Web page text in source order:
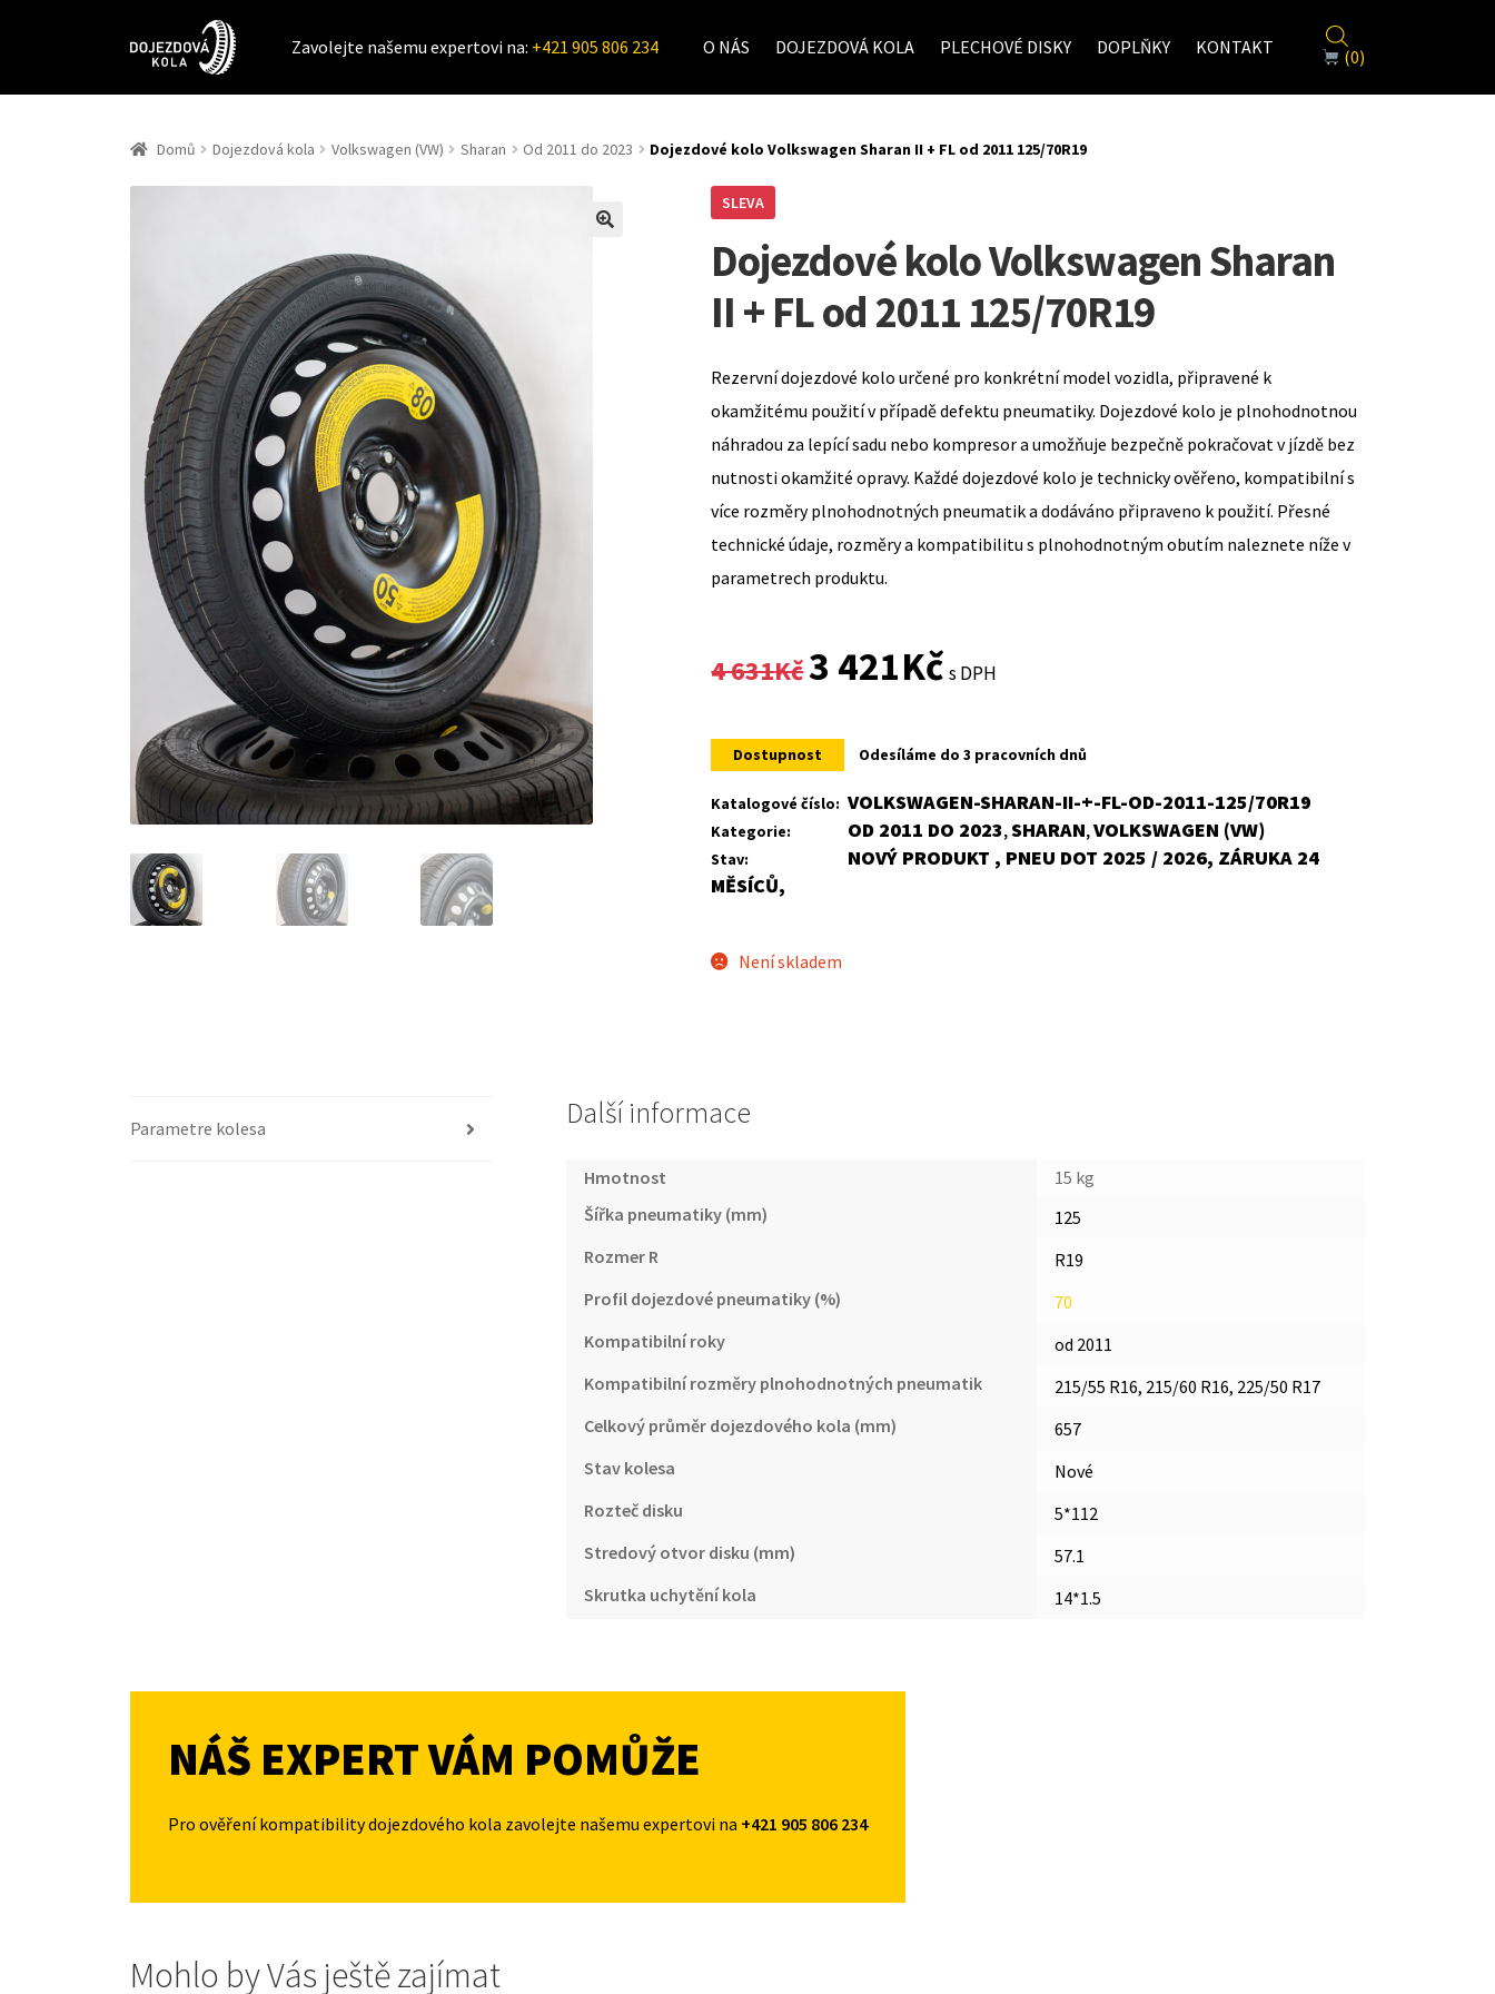
Zavolejte našemu expertovi na: +421 905 806 234 O NÁS DOJEZDOVÁ KOLA PLECHOVÉ DISKY DOPLŇKY KONTAKT (0)
Domů Dojezdová kola Volkswagen (VW) Sharan Od 2011 do 2023 Dojezdové kolo Volkswagen Sharan II + FL od 2011 125/70R19
SLEVA
Dojezdové kolo Volkswagen Sharan
II + FL od 2011 125/70R19
Rezervní dojezdové kolo určené pro konkrétní model vozidla, připravené k
okamžitému použití v případě defektu pneumatiky. Dojezdové kolo je plnohodnotnou
náhradou za lepící sadu nebo kompresor a umožňuje bezpečně pokračovat v jízdě bez
nutnosti okamžité opravy. Každé dojezdové kolo je technicky ověřeno, kompatibilní s
více rozměry plnohodnotných pneumatik a dodáváno připraveno k použití. Přesné
technické údaje, rozměry a kompatibilitu s plnohodnotným obutím naleznete níže v
parametrech produktu.
4 631Kč
Original
was:
4
631Kč.
3 421KčCurrent
is:
3
421Kč.
s DPH
Dostupnost Odesíláme do 3 pracovních dnů
Katalogové číslo: VOLKSWAGEN-SHARAN-II-+-FL-OD-2011-125/70R19
Kategorie: OD 2011 DO 2023,SHARAN,VOLKSWAGEN (VW)
Stav:
NOVÝ PRODUKT , PNEU DOT 2025 / 2026, ZÁRUKA 24
MĚSÍCŮ,
Není skladem
Parametre kolesa Další informace
Hmotnost
15 kg
Šířka pneumatiky (mm)
125
Rozmer R
R19
Profil dojezdové pneumatiky (%)
70
Kompatibilní roky
od 2011
Kompatibilní rozměry plnohodnotných pneumatik
215/55 R16, 215/60 R16, 225/50 R17
Celkový průměr dojezdového kola (mm)
657
Stav kolesa
Nové
Rozteč disku
5*112
Stredový otvor disku (mm)
57.1
Skrutka uchytění kola
14*1.5
NÁŠ EXPERT VÁM POMŮŽE
Pro ověření kompatibility dojezdového kola zavolejte našemu expertovi na +421 905 806 234
Mohlo by Vás ještě zajímat